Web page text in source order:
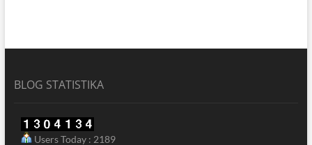
BLOG STATISTIKA
Users Today : 2189